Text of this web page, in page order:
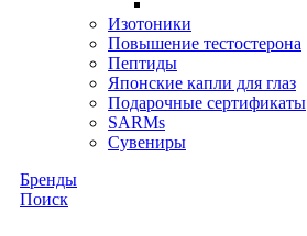
Изотоники
Повышение тестостерона
Пептиды
Японские капли для глаз
Подарочные сертификаты
SARMs
Сувениры
Бренды
Поиск